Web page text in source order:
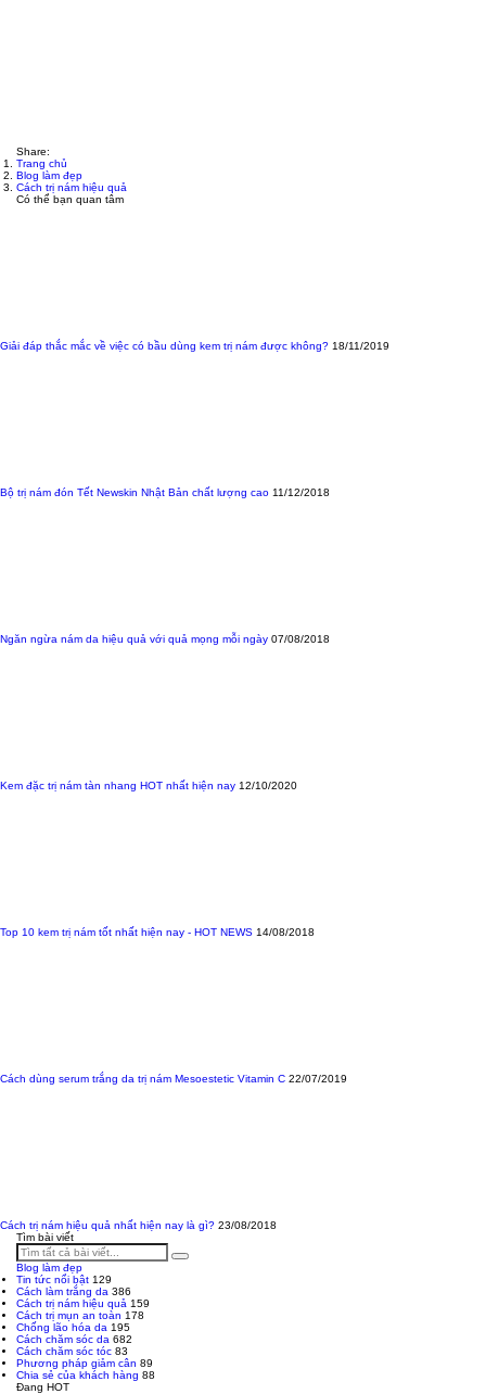
Share:
Trang chủ
Blog làm đẹp
Cách trị nám hiệu quả
Có thể bạn quan tâm
Giải đáp thắc mắc về việc có bầu dùng kem trị nám được không? 18/11/2019
Bộ trị nám đón Tết Newskin Nhật Bản chất lượng cao 11/12/2018
Ngăn ngừa nám da hiệu quả với quả mọng mỗi ngày 07/08/2018
Kem đặc trị nám tàn nhang HOT nhất hiện nay 12/10/2020
Top 10 kem trị nám tốt nhất hiện nay - HOT NEWS 14/08/2018
Cách dùng serum trắng da trị nám Mesoestetic Vitamin C 22/07/2019
Cách trị nám hiệu quả nhất hiện nay là gì? 23/08/2018
Tìm bài viết
Blog làm đẹp
Tin tức nổi bật 129
Cách làm trắng da 386
Cách trị nám hiệu quả 159
Cách trị mụn an toàn 178
Chống lão hóa da 195
Cách chăm sóc da 682
Cách chăm sóc tóc 83
Phương pháp giảm cân 89
Chia sẻ của khách hàng 88
Đang HOT